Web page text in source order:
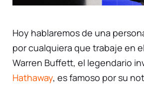
Hoy hablaremos de una
por cualquiera que trabaje en
Warren Buffett, el legendario
Hathaway, es famoso por su